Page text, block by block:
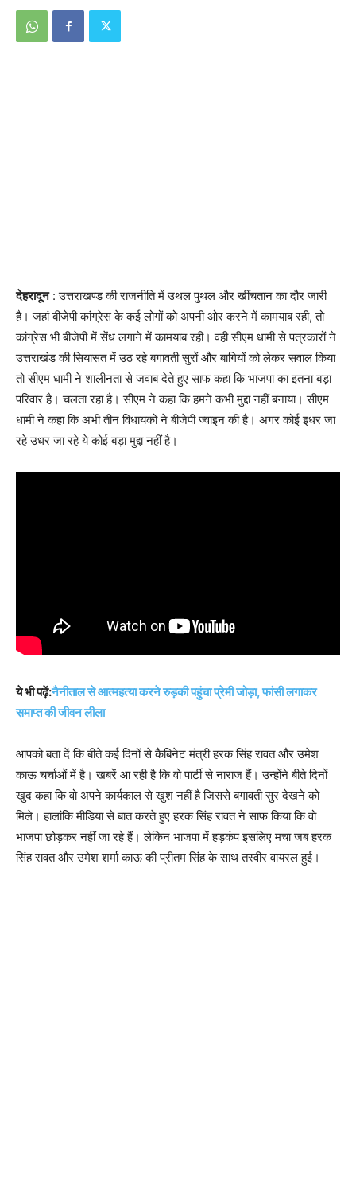
देहरादून: उत्तराखण्ड की राजनीति में उथल पुथल और खींचतान का दौर जारी
है। जहां बीजेपी कांग्रेस के कई लोगों को अपनी ओर करने में कामयाब रही, तो
कांग्रेस भी बीजेपी में सेंध लगाने में कामयाब रही। वही सीएम धामी से पत्रकारों ने
उत्तराखंड की सियासत में उठ रहे बगावती सुरों और बागियों को लेकर सवाल किया
तो सीएम धामी ने शालीनता से जवाब देते हुए साफ कहा कि भाजपा का इतना बड़ा
परिवार है। चलता रहा है। सीएम ने कहा कि हमने कभी मुद्दा नहीं बनाया। सीएम
धामी ने कहा कि अभी तीन विधायकों ने बीजेपी ज्वाइन की है। अगर कोई इधर जा
रहे उधर जा रहे ये कोई बड़ा मुद्दा नहीं है।
ये भी पढ़ें:नैनीताल से आत्महत्या करने रुड़की पहुंचा प्रेमी जोड़ा, फांसी लगाकर
समाप्त की जीवन लीला
आपको बता दें कि बीते कई दिनों से कैबिनेट मंत्री हरक सिंह रावत और उमेश
काऊ चर्चाओं में है। खबरें आ रही है कि वो पार्टी से नाराज हैं। उन्होंने बीते दिनों
खुद कहा कि वो अपने कार्यकाल से खुश नहीं है जिससे बगावती सुर देखने को
मिले। हालांकि मीडिया से बात करते हुए हरक सिंह रावत ने साफ किया कि वो
भाजपा छोड़कर नहीं जा रहे हैं। लेकिन भाजपा में हड़कंप इसलिए मचा जब हरक
सिंह रावत और उमेश शर्मा काऊ की प्रीतम सिंह के साथ तस्वीर वायरल हुई।